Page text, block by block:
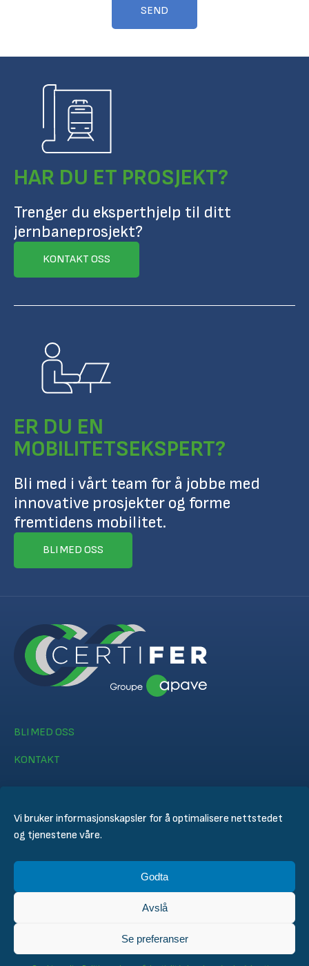
Vi bruker informasjonskapsler for å optimalisere nettstedet
og tjenestene våre.
Godta
Avslå
Se preferanser
HAR DU ET PROSJEKT?
Trenger du eksperthjelp til ditt
jernbaneprosjekt?
KONTAKT OSS
ER DU EN
MOBILITETSEKSPERT?
Bli med i vårt team for å jobbe med
innovative prosjekter og forme
fremtidens mobilitet.
BLI MED OSS
BLI MED OSS
KONTAKT
© CERTIFER 2024
Personvernerklæring
General Conditions of Sales
Technical Conditions for Inspection and Certification